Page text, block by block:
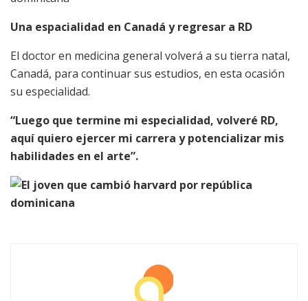
Una espacialidad en Canadá y regresar a RD
El doctor en medicina general volverá a su tierra natal,
Canadá, para continuar sus estudios, en esta ocasión
su especialidad.
“Luego que termine mi especialidad, volveré RD,
aquí quiero ejercer mi carrera y potencializar mis
habilidades en el arte”.